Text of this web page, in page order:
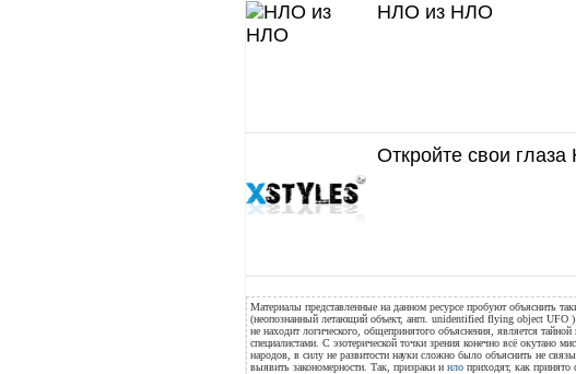
НЛО из НЛО
Откройте свои
Материалы представленные на данном ресурсе пробуют объяснить
(неопознанный летающий объект, англ. unidentified flying object UFO )
не находит логического, общепринятого объяснения, является
специалистами. С эзотерической точки зрения конечно всё окутано
народов, в силу не развитости науки сложно было объяснить не
выявить закономерности. Так, призраки инло приходят, как принято